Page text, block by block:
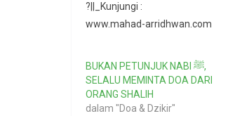
?||_Kunjungi :
www.mahad-arridhwan.com
BUKAN PETUNJUK NABI ﷺ,
SELALU MEMINTA DOA DARI
ORANG SHALIH
dalam "Doa & Dzikir"